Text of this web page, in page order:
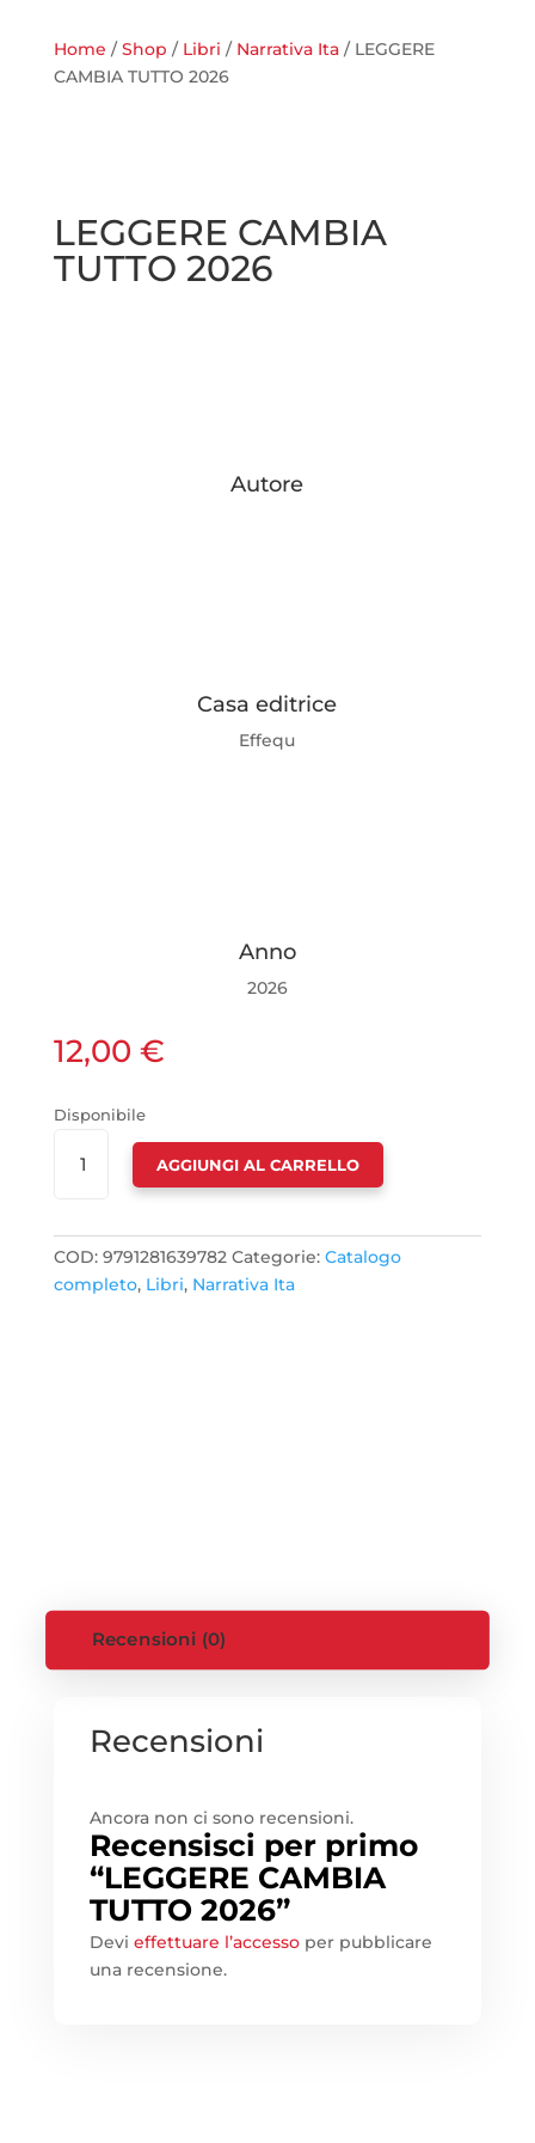
Home /Shop / Libri / Narrativa Ita/ LEGGERE
CAMBIA TUTTO 2026
LEGGERE CAMBIA
TUTTO 2026
Autore
Casa editrice
Effequ
Anno
2026
12,00 €
Disponibile
CAMBIA
QUANTITÀ
AGGIUNGI AL CARRELLO
COD: 9791281639782 Categorie: Catalogo
completo, Libri, Narrativa Ita
Recensioni (0)
Recensioni
Ancora non ci sono recensioni.
Recensisci per primo
“LEGGERE CAMBIA
TUTTO 2026”
Devi effettuare l’accessoper pubblicare
una recensione.